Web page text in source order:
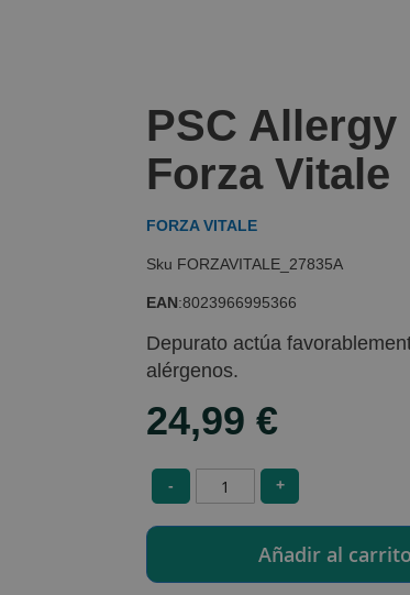
PSC
Forza Vitale
FORZA VITALE
FORZAVITALE_27835A
EAN:8023966995366
Depurato actúa
alérgenos.
24,99 €
- +